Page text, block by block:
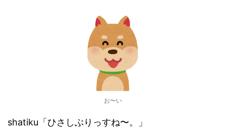
お〜い
shatiku「ひさしぶりっすね〜。」